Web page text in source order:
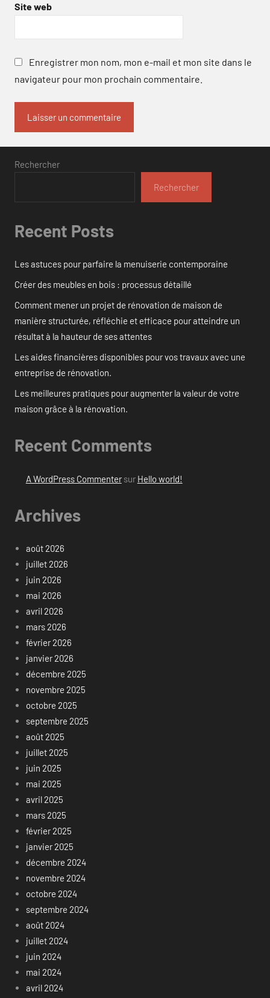
Site web
Enregistrer mon nom, mon e-mail et mon site dans le
navigateur pour mon prochain commentaire.
Rechercher
Rechercher
Recent Posts
Les astuces pour parfaire la menuiserie contemporaine
Créer des meubles en bois : processus détaillé
Comment mener un projet de rénovation de maison de
manière structurée, réfléchie et efficace pour atteindre un
résultat à la hauteur de ses attentes
Les aides financières disponibles pour vos travaux avec une
entreprise de rénovation.
Les meilleures pratiques pour augmenter la valeur de votre
maison grâce à la rénovation.
Recent Comments
A WordPress Commentersur Hello world!
Archives
août 2026
juillet 2026
juin 2026
mai 2026
avril 2026
mars 2026
février 2026
janvier 2026
décembre 2025
novembre 2025
octobre 2025
septembre 2025
août 2025
juillet 2025
juin 2025
mai 2025
avril 2025
mars 2025
février 2025
janvier 2025
décembre 2024
novembre 2024
octobre 2024
septembre 2024
août 2024
juillet 2024
juin 2024
mai 2024
avril 2024